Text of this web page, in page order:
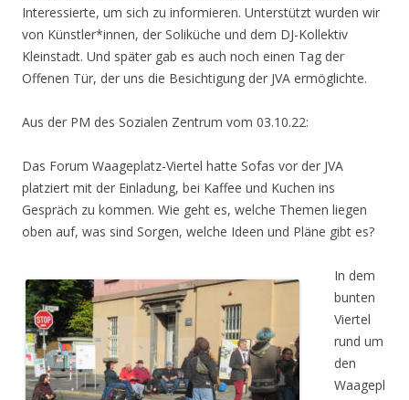
Interessierte, um sich zu informieren. Unterstützt wurden wir
von Künstler*innen, der Soliküche und dem DJ-Kollektiv
Kleinstadt. Und später gab es auch noch einen Tag der
Offenen Tür, der uns die Besichtigung der JVA ermöglichte.
Aus der PM des Sozialen Zentrum vom 03.10.22:
Das Forum Waageplatz-Viertel hatte Sofas vor der JVA
platziert mit der Einladung, bei Kaffee und Kuchen ins
Gespräch zu kommen. Wie geht es, welche Themen liegen
oben auf, was sind Sorgen, welche Ideen und Pläne gibt es?
In dem
bunten
Viertel
rund um
den
Waagepl